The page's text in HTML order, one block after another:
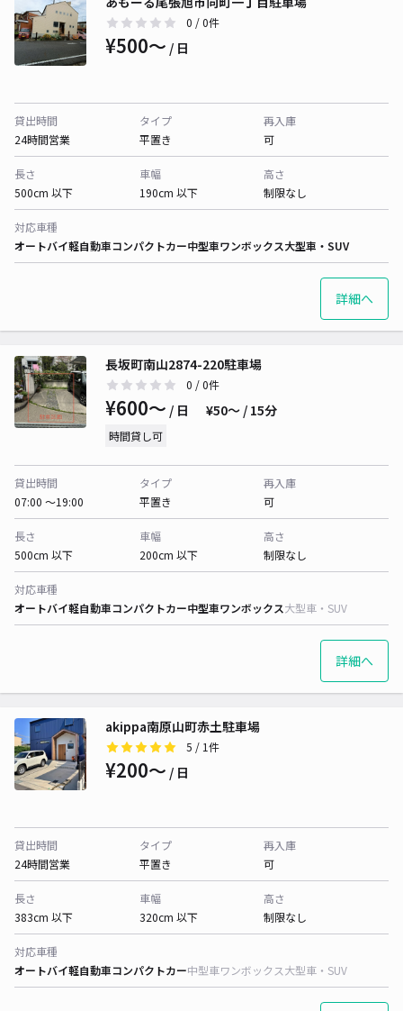
0 / 0件
¥500〜 / 日
貸出時間
24時間営業
タイプ
平置き
再入庫
可
長さ
500cm 以下
車幅
190cm 以下
高さ
制限なし
対応車種
オートバイ軽自動車コンパクトカー中型車ワンボックス大型車・SUV
詳細へ
長坂町南山2874-220駐車場
0 / 0件
¥600〜 / 日 ¥50〜 / 15分
時間貸し可
貸出時間
07:00 〜19:00
タイプ
平置き
再入庫
可
長さ
500cm 以下
車幅
200cm 以下
高さ
制限なし
対応車種
オートバイ軽自動車コンパクトカー中型車ワンボックス大型車・SUV
詳細へ
akippa南原山町赤土駐車場
5 / 1件
¥200〜 / 日
貸出時間
24時間営業
タイプ
平置き
再入庫
可
長さ
383cm 以下
車幅
320cm 以下
高さ
制限なし
対応車種
オートバイ軽自動車コンパクトカー中型車ワンボックス大型車・SUV